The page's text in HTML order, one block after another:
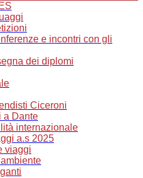
e incontri con gli
dei diplomi
Ciceroni
a Dante
internazionale
a.s 2025
viaggi